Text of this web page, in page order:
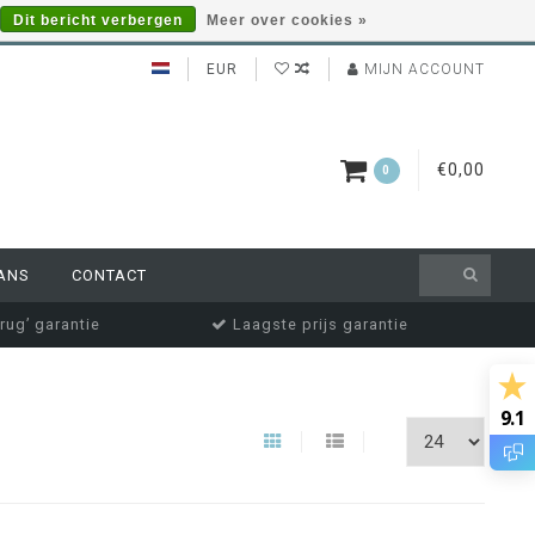
EUR MIJN ACCOUNT
0 €0,00
CONTACT
garantie Laagste prijs garantie
9.1
Dit bericht verbergen Meer over cookies »